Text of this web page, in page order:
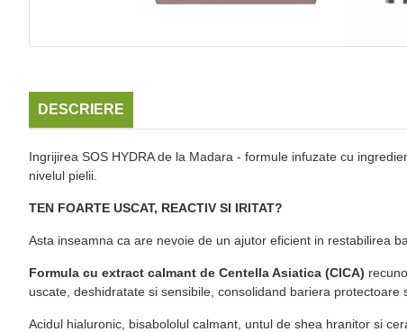
DESCRIERE
Ingrijirea SOS HYDRA de la Madara - formule infuzate cu
nivelul pielii.
TEN FOARTE USCAT, REACTIV SI IRITAT?
Asta inseamna ca are nevoie de un ajutor eficient in restabilirea
Formula cu extract calmant de Centella Asiatica (CICA)
uscate, deshidratate si sensibile, consolidand bariera protectoare
Acidul hialuronic, bisabololul calmant, untul de shea hranitor si